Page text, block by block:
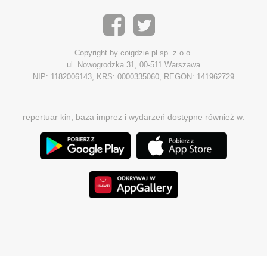
Copyright by coigdzie.pl sp. z o.o.
ul. Nowogrodzka 31, 00-511 Warszawa
NIP: 1182006143, KRS: 0000335060, REGON: 141962729
repertuar kin, baza imprez i wydarzeń dostępne również w: